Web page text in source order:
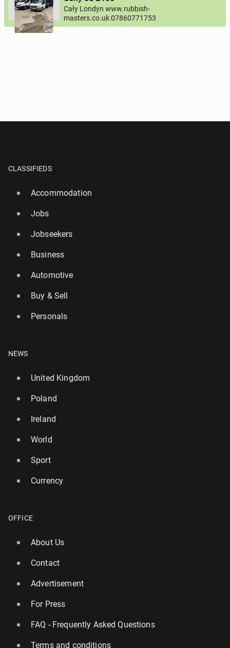
Cały Londyn www.rubbish-
masters.co.uk 07860771753
CLASSIFIEDS
Accommodation
Jobs
Jobseekers
Business
Automotive
Buy & Sell
Personals
NEWS
United Kingdom
Poland
Ireland
World
Sport
Currency
OFFICE
About Us
Contact
Advertisement
For Press
FAQ - Frequently Asked Questions
Terms and conditions